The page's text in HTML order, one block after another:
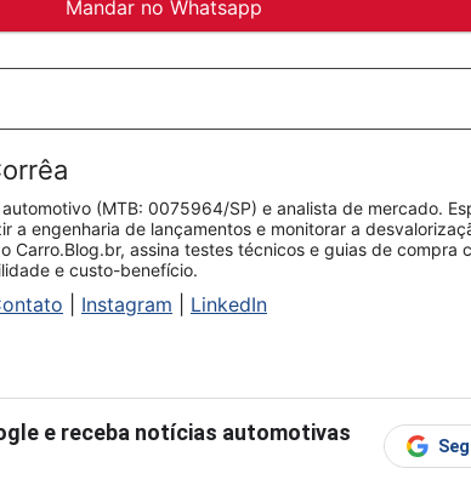
Mandar no Whatsapp
(MTB: 0075964/SP) e analista de mercado.
a engenharia de lançamentos e monitorar a
Carro.Blog.br, assina testes técnicos e guias de compra
e custo-benefício.
Instagram LinkedIn
e receba notícias automotivas